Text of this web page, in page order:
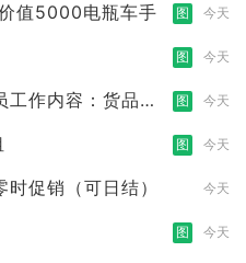
值5000电瓶车手 图 今天
图 今天
工作内容：货品分
图 今天
图 今天
促销（可日结） 今天
图 今天